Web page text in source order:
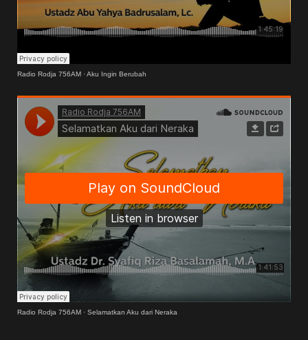
Radio Rodja 756AM ·Aku Ingin Berubah
Radio Rodja 756AM · Selamatkan Aku dari Neraka